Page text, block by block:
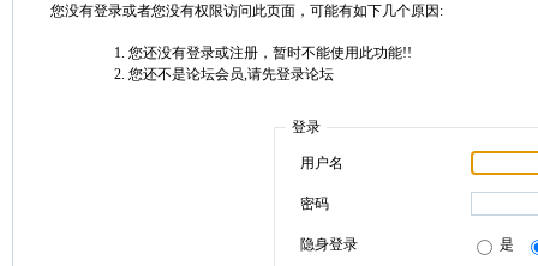
您没有登录或者您没有权限访问此页面，可能有如下几个原因:
您还没有登录或注册，暂时不能使用此功能!!
您还不是论坛会员,请先登录论坛
登录
用户名
密码
隐身登录 是